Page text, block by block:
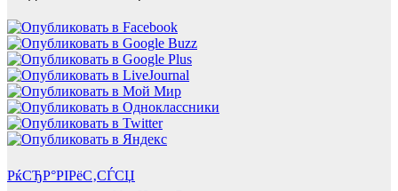
РќСЂР°РІРёС‚СЃСЏ